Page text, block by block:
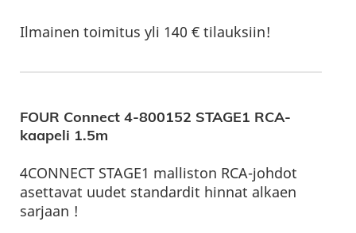
Ilmainen toimitus yli 140 € tilauksiin!
FOUR Connect 4-800152 STAGE1 RCA-
kaapeli 1.5m
4CONNECT STAGE1 malliston RCA-johdot
asettavat uudet standardit hinnat alkaen
sarjaan !